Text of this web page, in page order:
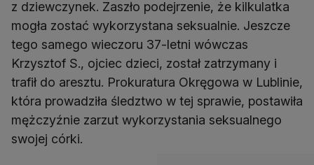
z dziewczynek. Zaszło podejrzenie, że kilkulatka
mogła zostać wykorzystana seksualnie. Jeszcze
tego samego wieczoru 37-letni wówczas
Krzysztof S., ojciec dzieci, został zatrzymany i
trafił do aresztu. Prokuratura Okręgowa w Lublinie,
która prowadziła śledztwo w tej sprawie, postawiła
mężczyźnie zarzut wykorzystania seksualnego
swojej córki.